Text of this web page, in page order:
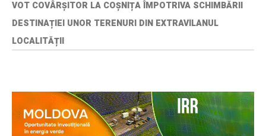
VOT COVÂRȘITOR LA COȘNIȚA ÎMPOTRIVA SCHIMBĂRII
DESTINAȚIEI UNOR TERENURI DIN EXTRAVILANUL
LOCALITĂȚII